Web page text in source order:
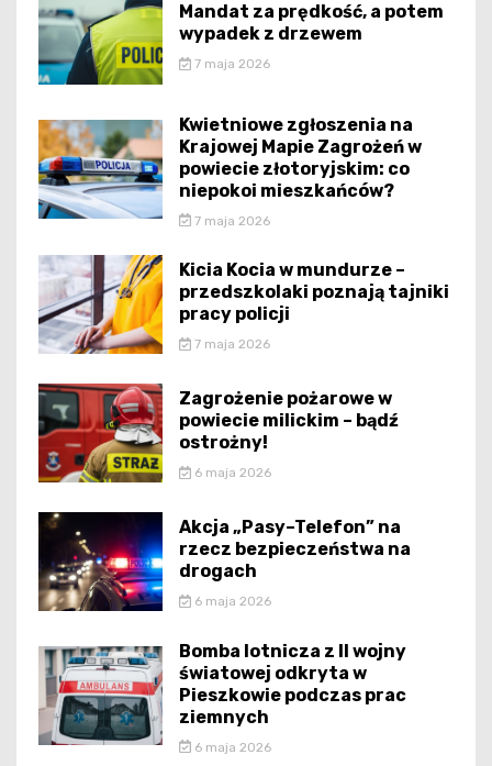
Mandat za prędkość, a potem
wypadek z drzewem
7 maja 2026
Kwietniowe zgłoszenia na
Krajowej Mapie Zagrożeń w
powiecie złotoryjskim: co
niepokoi mieszkańców?
7 maja 2026
Kicia Kocia w mundurze –
przedszkolaki poznają tajniki
pracy policji
7 maja 2026
Zagrożenie pożarowe w
powiecie milickim – bądź
ostrożny!
6 maja 2026
Akcja „Pasy–Telefon” na
rzecz bezpieczeństwa na
drogach
6 maja 2026
Bomba lotnicza z II wojny
światowej odkryta w
Pieszkowie podczas prac
ziemnych
6 maja 2026